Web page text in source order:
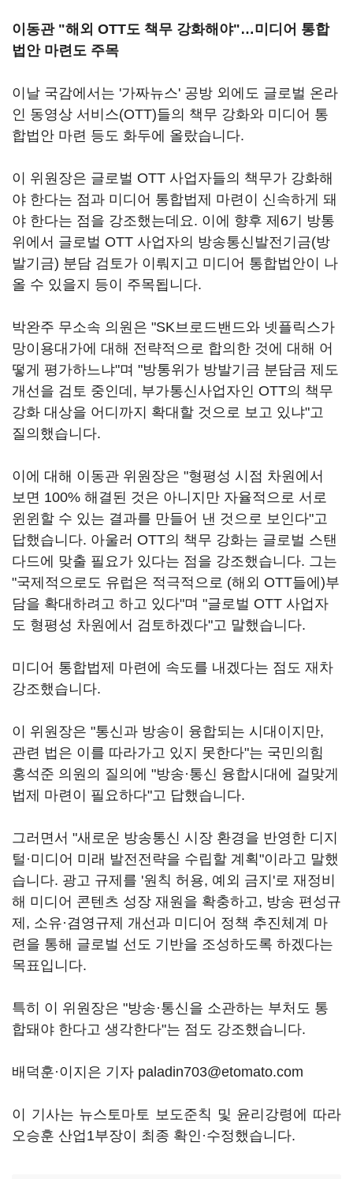
이동관"해외 OTT도 책무 강화해야"…미디어 통합
법안 마련도 주목
이날 국감에서는 '가짜뉴스' 공방 외에도 글로벌 온라
인 동영상 서비스(OTT)들의 책무 강화와 미디어 통
합법안 마련 등도 화두에 올랐습니다.
이 위원장은 글로벌 OTT 사업자들의 책무가 강화해
야 한다는 점과 미디어 통합법제 마련이 신속하게 돼
야 한다는 점을 강조했는데요. 이에 향후 제 6기 방통
위에서 글로벌 OTT 사업자의 방송통신발전기금(방
발기금) 분담 검토가 이뤄지고 미디어 통합법안이 나
올 수 있을지 등이 주목됩니다.
박완주 무소속 의원은 "SK브로드밴드와 넷플릭스가
망이용대가에 대해 전략적으로 합의한 것에 대해 어
떻게 평가하느냐"며 "방통위가 방발기금 분담금 제도
개선을 검토 중인데 , 부가통신사업자인 OTT의 책무
강화 대상을 어디까지 확대할 것으로 보고 있냐"고
질의했습니다.
이에 대해 이동관 위원장은 "형평성 시점 차원에서
보면 100% 해결된 것은 아니지만 자율적으로 서로
윈윈할 수 있는 결과를 만들어 낸 것으로 보인다"고
답했습니다. 아울러 OTT의 책무 강화는 글로벌 스탠
다드에 맞출 필요가 있다는 점을 강조했습니다. 그는
"국제적으로도 유럽은 적극적으로 (해외 OTT들에 )부
담을 확대하려고 하고 있다"며 "글로벌 OTT 사업자
도 형평성 차원에서 검토하겠다"고 말했습니다.
미디어 통합법제 마련에 속도를 내겠다는 점도 재차
강조했습니다.
이 위원장은 "통신과 방송이 융합되는 시대이지만,
관련 법은 이를 따라가고 있지 못한다"는 국민의힘
홍석준 의원의 질의에 "방송·통신 융합시대에 걸맞게
법제 마련이 필요하다"고 답했습니다.
그러면서 "새로운 방송통신 시장 환경을 반영한 디지
털 ·미디어 미래 발전전략을 수립할 계획"이라고 말했
습니다. 광고 규제를 '원칙 허용, 예외 금지 '로 재정비
해 미디어 콘텐츠 성장 재원을 확충하고, 방송 편성규
제 , 소유·겸영규제 개선과 미디어 정책 추진체계 마
련을 통해 글로벌 선도 기반을 조성하도록 하겠다는
목표입니다.
특히 이 위원장은 "방송·통신을 소관하는 부처도 통
합돼야 한다고 생각한다"는 점도 강조했습니다.
배덕훈·이지은 기자 paladin703@etomato.com
이 기사는 뉴스토마토 보도준칙 및 윤리강령에 따라
오승훈 산업1부장이 최종 확인·수정했습니다.